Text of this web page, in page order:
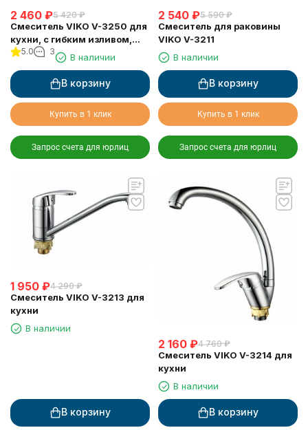
2 460 ₽5 420 ₽
Смеситель VIKO V-3250 для
кухни, с гибким изливом,
коричневый
5.0 3
В наличии
В корзину
Купить в 1 клик
Запрос счета для юрлиц
2 540 ₽5 590 ₽
Смеситель для раковины
VIKO V-3211
В наличии
В корзину
Купить в 1 клик
Запрос счета для юрлиц
1 950 ₽4 290 ₽
Смеситель VIKO V-3213 для
кухни
В наличии
В корзину
2 160 ₽4 760 ₽
Смеситель VIKO V-3214 для
кухни
В наличии
В корзину